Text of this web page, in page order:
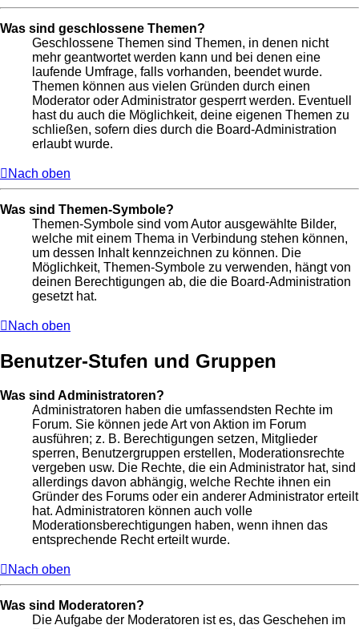
Was sind geschlossene Themen?
Geschlossene Themen sind Themen, in denen nicht
mehr geantwortet werden kann und bei denen eine
laufende Umfrage, falls vorhanden, beendet wurde.
Themen können aus vielen Gründen durch einen
Moderator oder Administrator gesperrt werden. Eventuell
hast du auch die Möglichkeit, deine eigenen Themen zu
schließen, sofern dies durch die Board-Administration
erlaubt wurde.
Nach oben
Was sind Themen-Symbole?
Themen-Symbole sind vom Autor ausgewählte Bilder,
welche mit einem Thema in Verbindung stehen können,
um dessen Inhalt kennzeichnen zu können. Die
Möglichkeit, Themen-Symbole zu verwenden, hängt von
deinen Berechtigungen ab, die die Board-Administration
gesetzt hat.
Nach oben
Benutzer-Stufen und Gruppen
Was sind Administratoren?
Administratoren haben die umfassendsten Rechte im
Forum. Sie können jede Art von Aktion im Forum
ausführen; z. B. Berechtigungen setzen, Mitglieder
sperren, Benutzergruppen erstellen, Moderationsrechte
vergeben usw. Die Rechte, die ein Administrator hat, sind
allerdings davon abhängig, welche Rechte ihnen ein
Gründer des Forums oder ein anderer Administrator erteilt
hat. Administratoren können auch volle
Moderationsberechtigungen haben, wenn ihnen das
entsprechende Recht erteilt wurde.
Nach oben
Was sind Moderatoren?
Die Aufgabe der Moderatoren ist es, das Geschehen im